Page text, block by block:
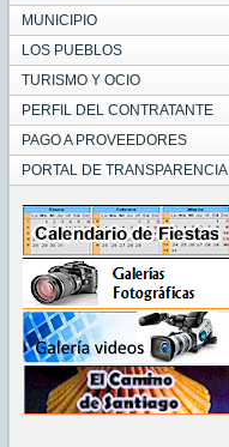
MUNICIPIO
LOS PUEBLOS
TURISMO Y OCIO
PERFIL DEL CONTRATANTE
PAGO A PROVEEDORES
PORTAL DE TRANSPARENCIA